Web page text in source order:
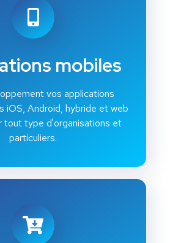
mobiles
vos applications
iOS, Android, hybride et web
tout type d'organisations et
particuliers.